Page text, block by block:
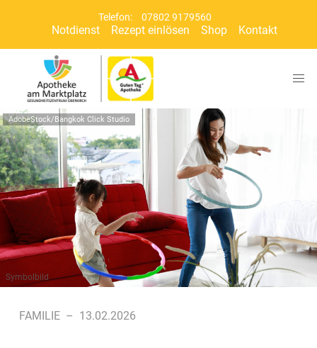
Telefon: 07802 9179560
Notdienst Rezept einlösen Shop Kontakt
AdobeStock/Bangkok Click Studio
Symbolbild
FAMILIE – 13.02.2026